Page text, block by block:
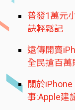
普發1萬元
訣輕鬆記
遠傳開賣
全民搶百萬
關於
事:Apple建